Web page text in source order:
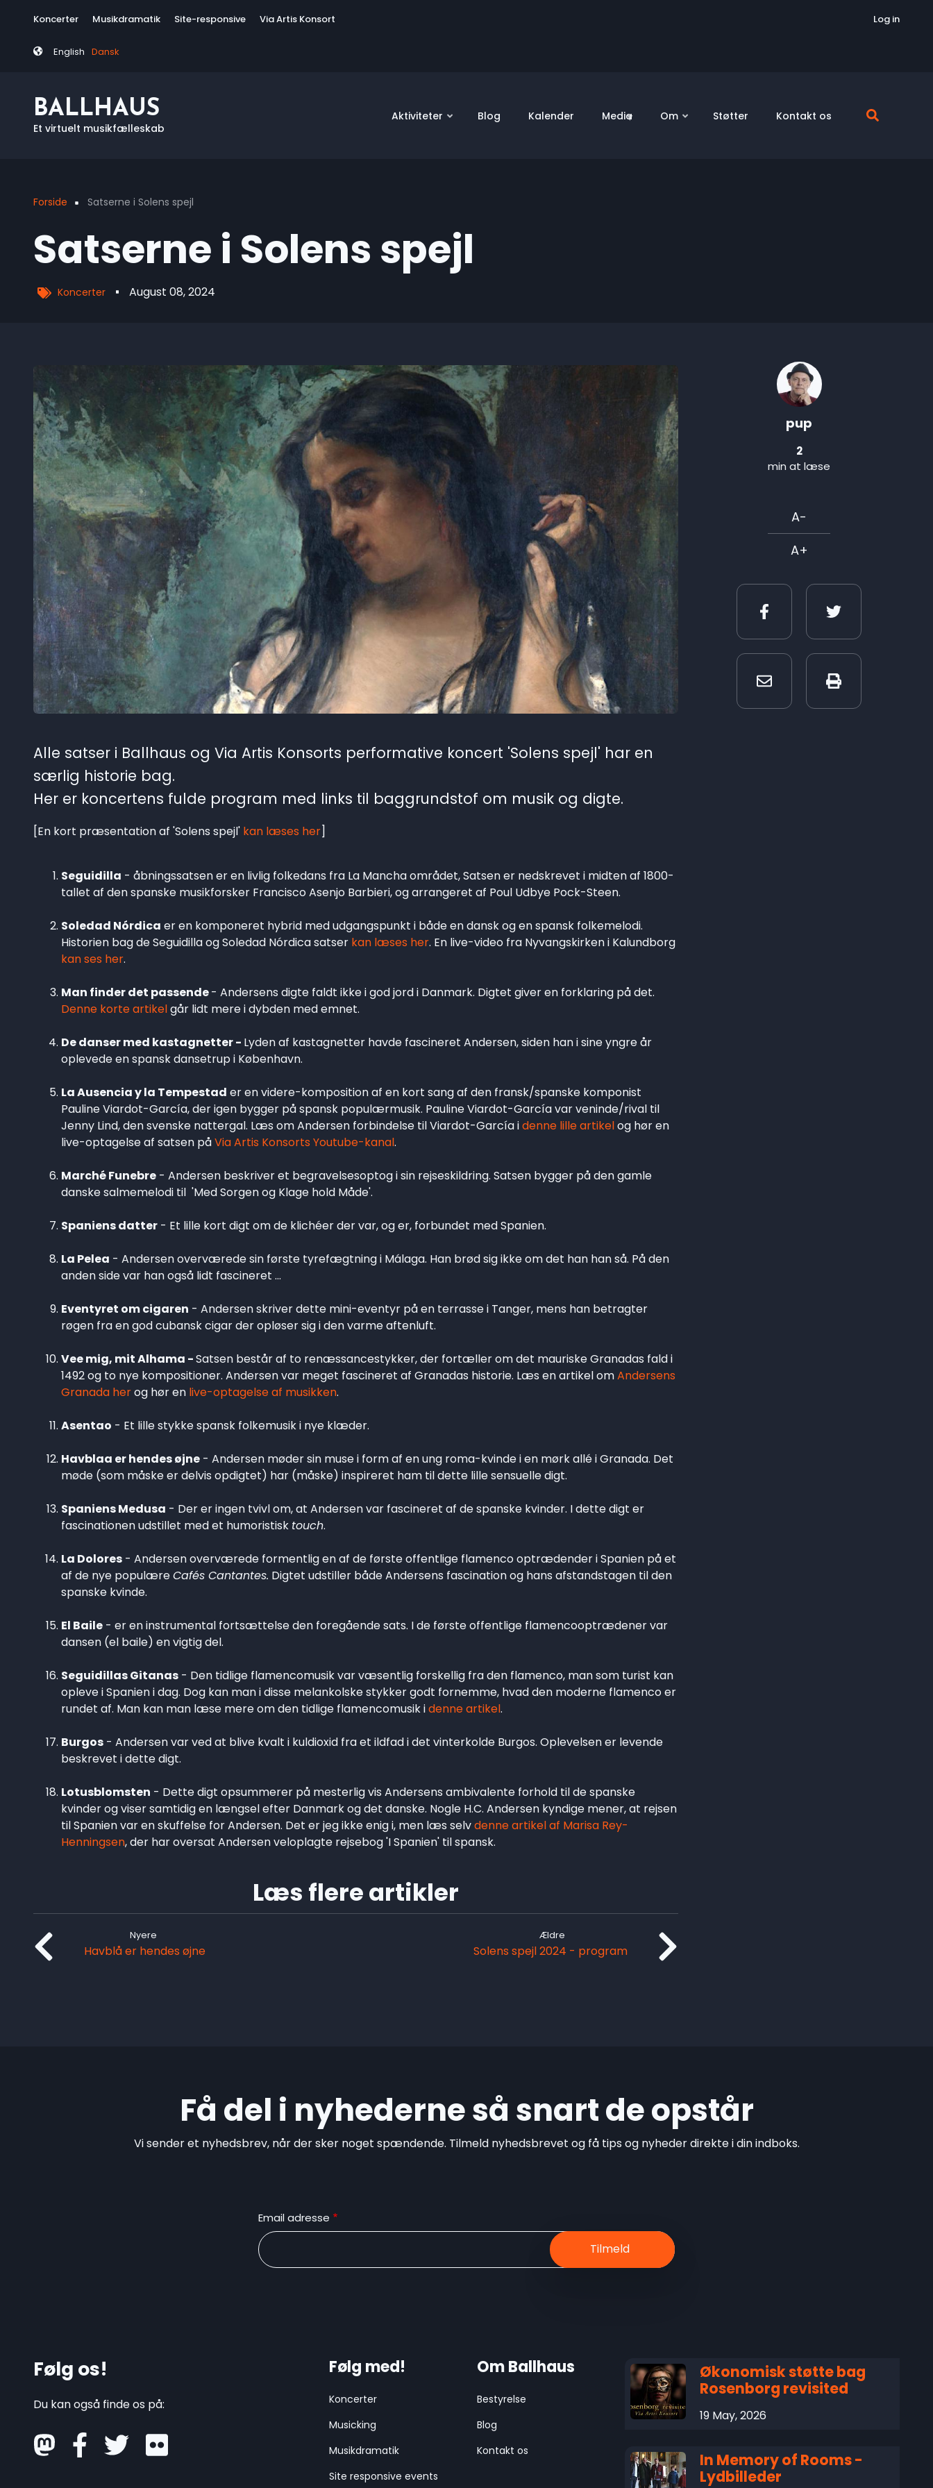
content
Tag
Koncerter Musikdramatik Site-responsive Via Artis Konsort
English Dansk
Log in
BALLHAUS
Et virtuelt musikfælleskab
Aktiviteter Blog Kalender Media Om Støtter Kontakt os
Breadcrumb
Forside Satserne i Solens spejl
Satserne i Solens spejl
Koncerter August 08, 2024
Alle satser i Ballhaus og Via Artis Konsorts performative koncert 'Solens spejl' har en
særlig historie bag.
Her er koncertens fulde program med links til baggrundstof om musik og digte.
[En kort præsentation af 'Solens spejl' kan læses her]
Seguidilla - åbningssatsen er en livlig folkedans fra La Mancha området, Satsen er nedskrevet i midten af 1800-
tallet af den spanske musikforsker Francisco Asenjo Barbieri, og arrangeret af Poul Udbye Pock-Steen.
Soledad Nórdica er en komponeret hybrid med udgangspunkt i både en dansk og en spansk folkemelodi.
Historien bag de Seguidilla og Soledad Nórdica satser kan læses her. En live-video fra Nyvangskirken i Kalundborg
kan ses her.
Man finder det passende- Andersens digte faldt ikke i god jord i Danmark. Digtet giver en forklaring på det.
Denne korte artikelgår lidt mere i dybden med emnet.
De danser med kastagnetter - Lyden af kastagnetter havde fascineret Andersen, siden han i sine yngre år
oplevede en spansk dansetrup i København.
La Ausencia y la Tempestad er en videre-komposition af en kort sang af den fransk/spanske komponist
Pauline Viardot-García, der igen bygger på spansk populærmusik. Pauline Viardot-García var veninde/rival til
Jenny Lind, den svenske nattergal. Læs om Andersen forbindelse til Viardot-García idenne lille artikelog hør en
live-optagelse af satsen påVia Artis Konsorts Youtube-kanal.
Marché Funebre - Andersen beskriver et begravelsesoptog i sin rejseskildring. Satsen bygger på den gamle
danske salmemelodi til 'Med Sorgen og Klage hold Måde'.
Spaniens datter - Et lille kort digt om de klichéer der var, og er, forbundet med Spanien.
La Pelea - Andersen overværede sin første tyrefægtning i Málaga. Han brød sig ikke om det han han så. På den
anden side var han også lidt fascineret ...
Eventyret om cigaren - Andersen skriver dette mini-eventyr på en terrasse i Tanger, mens han betragter
røgen fra en god cubansk cigar der opløser sig i den varme aftenluft.
Vee mig, mit Alhama -Satsen består af to renæssancestykker, der fortæller om det mauriske Granadas fald i
1492 og to nye kompositioner. Andersen var meget fascineret af Granadas historie. Læs en artikel omAndersens
Granada herog hør en live-optagelse af musikken.
Asentao - Et lille stykke spansk folkemusik i nye klæder.
Havblaa er hendes øjne - Andersen møder sin muse i form af en ung roma-kvinde i en mørk allé i Granada. Det
møde (som måske er delvis opdigtet) har (måske) inspireret ham til dette lille sensuelle digt.
Spaniens Medusa - Der er ingen tvivl om, at Andersen var fascineret af de spanske kvinder. I dette digt er
fascinationen udstillet med et humoristisk touch.
La Dolores - Andersen overværede formentlig en af de første offentlige flamenco optrædender i Spanien på et
af de nye populæreCafés Cantantes. Digtet udstiller både Andersens fascination og hans afstandstagen til den
spanske kvinde.
El Baile - er en instrumental fortsættelse den foregående sats. I de første offentlige flamencooptrædener var
dansen (el baile) en vigtig del.
Seguidillas Gitanas - Den tidlige flamencomusik var væsentlig forskellig fra den flamenco, man som turist kan
opleve i Spanien i dag. Dog kan man i disse melankolske stykker godt fornemme, hvad den moderne flamenco er
rundet af. Man kan man læse mere om den tidlige flamencomusik idenne artikel.
Burgos - Andersen var ved at blive kvalt i kuldioxid fra et ildfad i det vinterkolde Burgos. Oplevelsen er levende
beskrevet i dette digt.
Lotusblomsten - Dette digt opsummerer på mesterlig vis Andersens ambivalente forhold til de spanske
kvinder og viser samtidig en længsel efter Danmark og det danske. Nogle H.C. Andersen kyndige mener, at rejsen
til Spanien var en skuffelse for Andersen. Det er jeg ikke enig i, men læs selvdenne artikel af Marisa Rey-
Henningsen, der har oversat Andersen veloplagte rejsebog 'I Spanien' til spansk.
Læs flere artikler
Nyere
Havblå er hendes øjne
Ældre
Solens spejl 2024 - program
pup
2
min at læse
A-
A+
Få del i nyhederne så snart de opstår
Vi sender et nyhedsbrev, når der sker noget spændende. Tilmeld nyhedsbrevet og få tips og nyheder direkte i din indboks.
Email adresse
Følg os!
Du kan også finde os på:
mastodon
Følg med!
Koncerter
Musicking
Musikdramatik
Site responsive events
Om Ballhaus
Bestyrelse
Blog
Kontakt os
Økonomisk støtte bag
Rosenborg revisited
19 May, 2026
In Memory of Rooms -
Lydbilleder